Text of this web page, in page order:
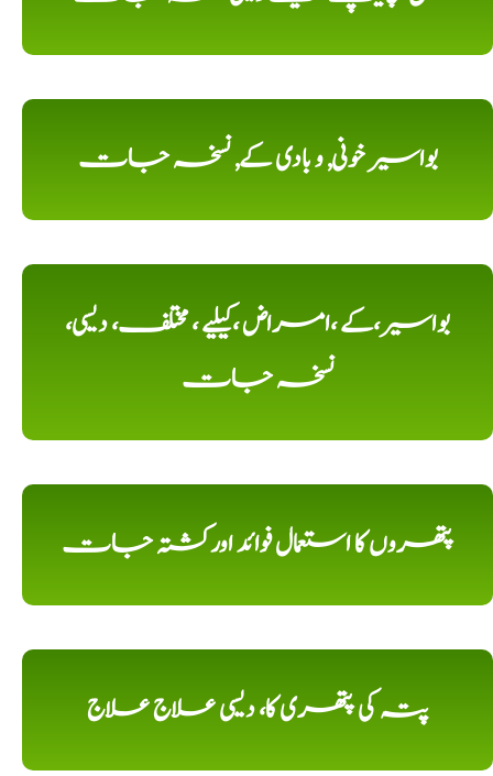
بواسیر خونی, و بادی کے, نسخہ جات
بواسیر،کے ،امراض ،کیلیے ، مختلف، دیسی،
نسخہ جات
پتھروں کا استعمال فوائد اورکشتہ جات
پتہ کی پتھری کا، دیسی علاج علاج